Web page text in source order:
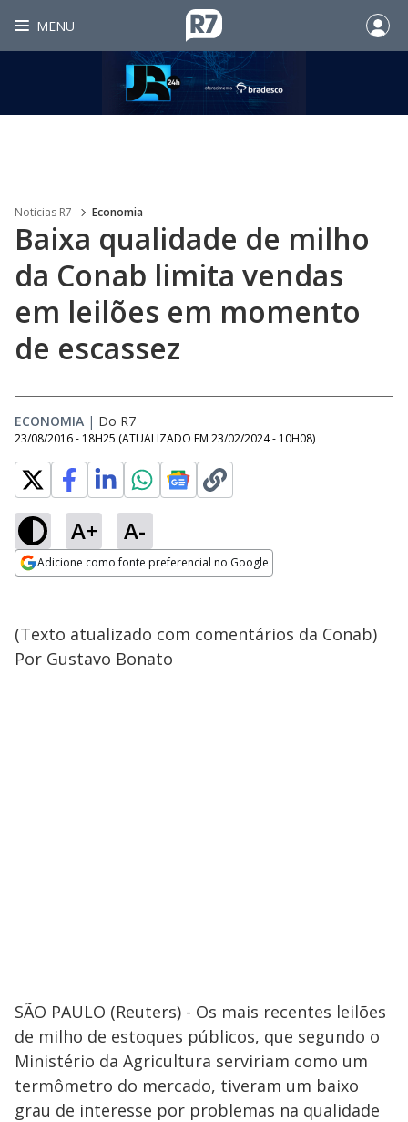
MENU
Noticias R7 Economia
Baixa qualidade de milho
da Conab limita vendas
em leilões em momento
de escassez
ECONOMIA | Do R7
23/08/2016 - 18H25 (ATUALIZADO EM 23/02/2024 - 10H08)
A+ A-
Adicione como fonte preferencial no Google
(Texto atualizado com comentários da Conab)
Por Gustavo Bonato
SÃO PAULO (Reuters) - Os mais recentes leilões
de milho de estoques públicos, que segundo o
Ministério da Agricultura serviriam como um
termômetro do mercado, tiveram um baixo
grau de interesse por problemas na qualidade